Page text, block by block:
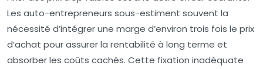
Les auto-entrepreneurs sous-estiment souvent la
nécessité d’intégrer une marge d’environ trois fois le prix
d’achat pour assurer la rentabilité à long terme et
absorber les coûts cachés. Cette fixation inadéquate